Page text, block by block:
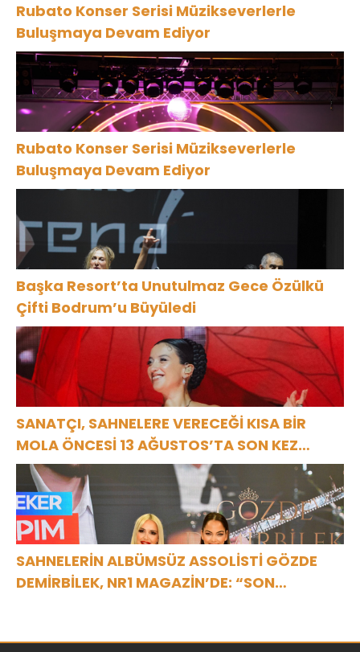
Rubato Konser Serisi Müzikseverlerle
Buluşmaya Devam Ediyor
Rubato Konser Serisi Müzikseverlerle
Buluşmaya Devam Ediyor
Başka Resort’ta Unutulmaz Gece Özülkü
Çifti Bodrum’u Büyüledi
SANATÇI, SAHNELERE VERECEĞİ KISA BİR
MOLA ÖNCESİ 13 AĞUSTOS’TA SON KEZ
HARBİYE’DE OLACAK!
SAHNELERİN ALBÜMSÜZ ASSOLİSTİ GÖZDE
DEMİRBİLEK, NR1 MAGAZİN’DE: “SON